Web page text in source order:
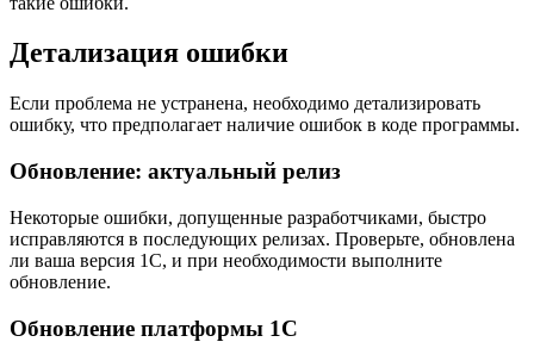
Детализация ошибки
Если проблема не устранена, необходимо детализировать
ошибку, что предполагает наличие ошибок в коде программы.
Обновление: актуальный релиз
Некоторые ошибки, допущенные разработчиками, быстро
исправляются в последующих релизах. Проверьте, обновлена
ли ваша версия 1С, и при необходимости выполните
обновление.
Обновление платформы 1С